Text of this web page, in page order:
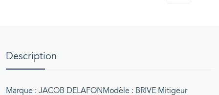
Description
Marque : JACOB DELAFONModèle : BRIVE Mitigeur